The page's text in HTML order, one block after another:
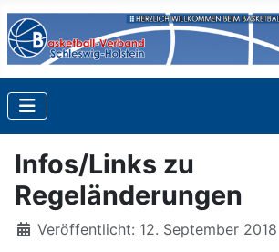
Infos/Links zu
Regeländerungen
Details
Veröffentlicht: 12. September 2018